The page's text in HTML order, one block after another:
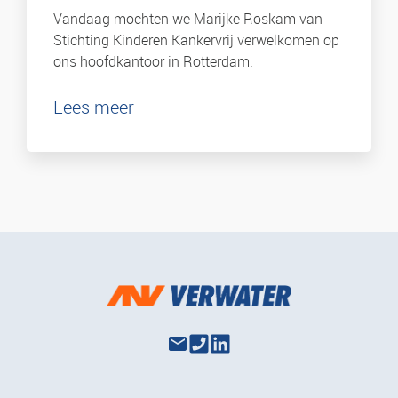
Vandaag mochten we Marijke Roskam van
Stichting Kinderen Kankervrij verwelkomen op
ons hoofdkantoor in Rotterdam.
Lees meer